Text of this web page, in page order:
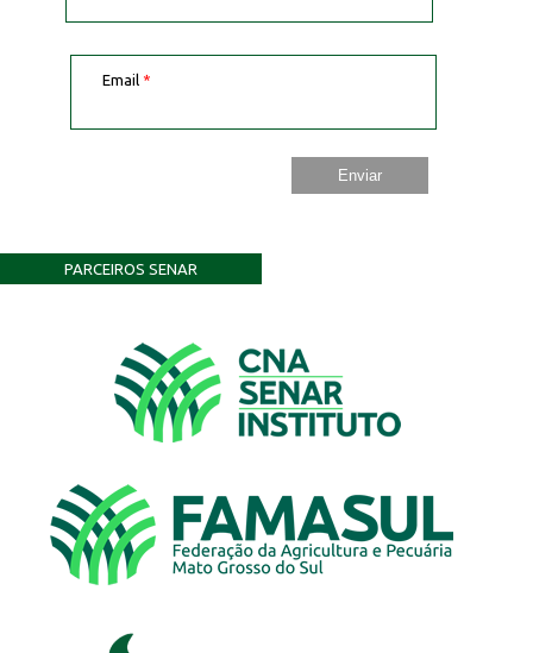
Email *
PARCEIROS SENAR